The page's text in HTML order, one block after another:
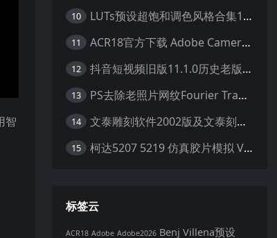
智
10 LUTs预设超饱和调色风格合集10款专业视频色彩视频剪辑预设Motion Array – Super Saturated LUTs Pack
11 ACR18官方下载 Adobe Camera Raw(ACR18) v18.1.1 for Mac 中文最新免费正式版 下载
12 抖音短视频旧版11.1.0历史老版本 苹果抖音旧版本ios恢复抖音旧版本11.1安装包
13 PS去除老照片网纹Fourier Transform FFT/iFFT 滤镜-32/64位
14 文泰雕刻软件2002版及文泰刻绘2009-2010版 包含教程(支持Win7~Win10 64位)
15 柯达5207 5219 仿真胶片模拟 Vincent Color Film PowerGrade 下载 LUT预设怀旧外观色彩分级达芬奇调色节
标签云
ACR18 Adobe Adobe2026 Benj Villena预设